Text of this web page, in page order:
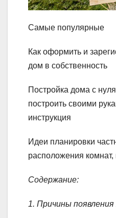
Самые популярные
Как оформить и
дом в собственность
Постройка дома с
построить своими
инструкция
Идеи планировки
расположения
Содержание:
1. Причины